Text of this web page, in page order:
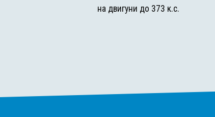
на двигуни до 373 к.с.